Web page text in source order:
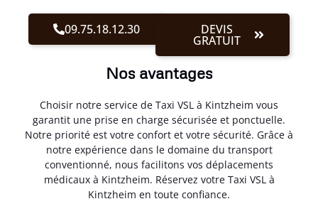
09.75.18.12.30 DEVIS
GRATUIT
Nos avantages
Choisir notre service de Taxi VSL à Kintzheim vous
garantit une prise en charge sécurisée et ponctuelle.
Notre priorité est votre confort et votre sécurité. Grâce à
notre expérience dans le domaine du transport
conventionné, nous facilitons vos déplacements
médicaux à Kintzheim. Réservez votre Taxi VSL à
Kintzheim en toute confiance.